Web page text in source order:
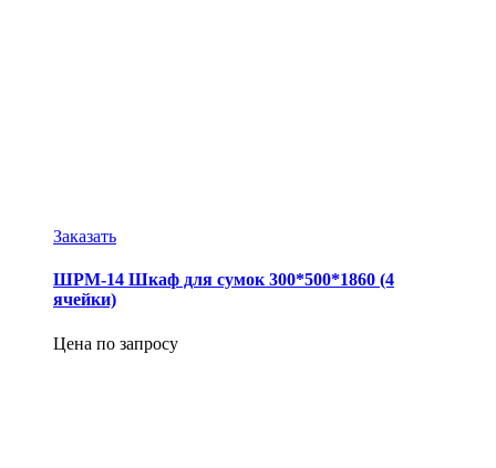
Заказать
ШРМ-14 Шкаф для сумок 300*500*1860 (4
ячейки)
Цена по запросу